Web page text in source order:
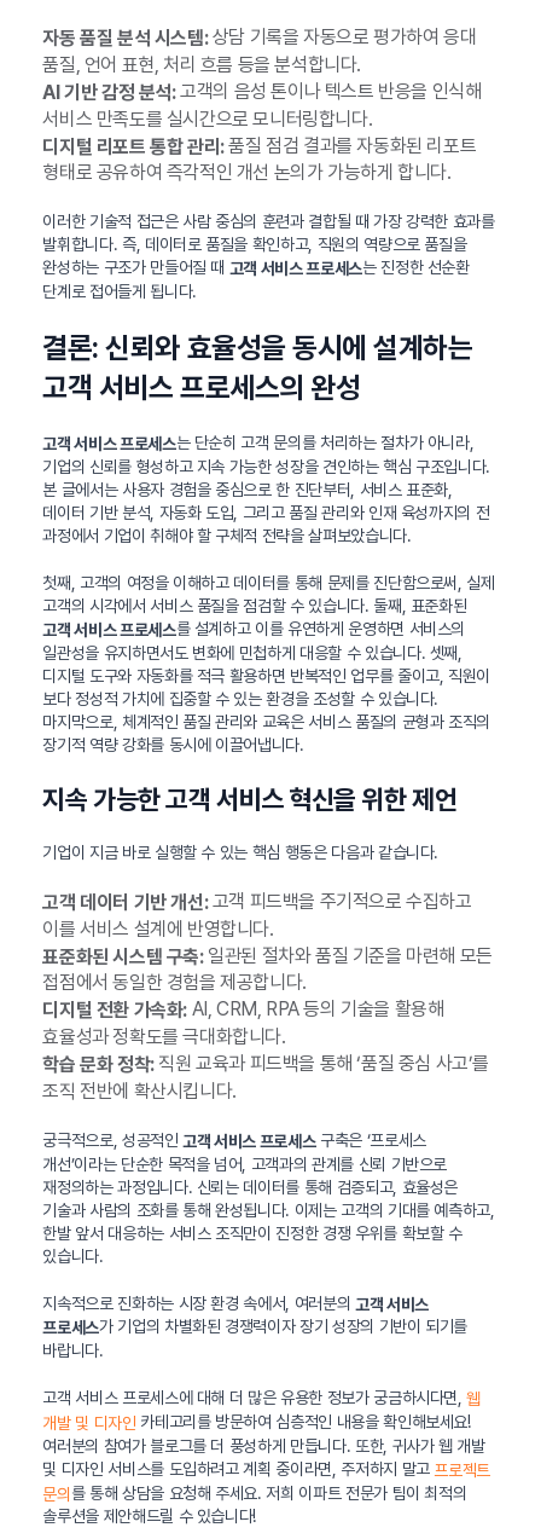
자동 품질 분석 시스템:상담 기록을 자동으로 평가하여 응대
품질, 언어 표현, 처리 흐름 등을 분석합니다.
AI 기반 감정 분석:고객의 음성 톤이나 텍스트 반응을 인식해
서비스 만족도를 실시간으로 모니터링합니다.
디지털 리포트 통합 관리:품질 점검 결과를 자동화된 리포트
형태로 공유하여 즉각적인 개선 논의가 가능하게 합니다.
이러한 기술적 접근은 사람 중심의 훈련과 결합될 때 가장 강력한 효과를
발휘합니다. 즉, 데이터로 품질을 확인하고, 직원의 역량으로 품질을
완성하는 구조가 만들어질 때 고객 서비스 프로세스는 진정한 선순환
단계로 접어들게 됩니다.
결론: 신뢰와 효율성을 동시에 설계하는
고객 서비스 프로세스의 완성
고객 서비스 프로세스는 단순히 고객 문의를 처리하는 절차가 아니라,
기업의 신뢰를 형성하고 지속 가능한 성장을 견인하는 핵심 구조입니다.
본 글에서는 사용자 경험을 중심으로 한 진단부터, 서비스 표준화,
데이터 기반 분석, 자동화 도입, 그리고 품질 관리와 인재 육성까지의 전
과정에서 기업이 취해야 할 구체적 전략을 살펴보았습니다.
첫째, 고객의 여정을 이해하고 데이터를 통해 문제를 진단함으로써, 실제
고객의 시각에서 서비스 품질을 점검할 수 있습니다. 둘째, 표준화된
고객 서비스 프로세스를 설계하고 이를 유연하게 운영하면 서비스의
일관성을 유지하면서도 변화에 민첩하게 대응할 수 있습니다. 셋째,
디지털 도구와 자동화를 적극 활용하면 반복적인 업무를 줄이고, 직원이
보다 정성적 가치에 집중할 수 있는 환경을 조성할 수 있습니다.
마지막으로, 체계적인 품질 관리와 교육은 서비스 품질의 균형과 조직의
장기적 역량 강화를 동시에 이끌어냅니다.
지속 가능한 고객 서비스 혁신을 위한 제언
기업이 지금 바로 실행할 수 있는 핵심 행동은 다음과 같습니다.
고객 데이터 기반 개선:고객 피드백을 주기적으로 수집하고
이를 서비스 설계에 반영합니다.
표준화된 시스템 구축:일관된 절차와 품질 기준을 마련해 모든
접점에서 동일한 경험을 제공합니다.
디지털 전환 가속화:AI, CRM, RPA 등의 기술을 활용해
효율성과 정확도를 극대화합니다.
학습 문화 정착:직원 교육과 피드백을 통해 ‘품질 중심 사고’를
조직 전반에 확산시킵니다.
궁극적으로, 성공적인 고객 서비스 프로세스구축은 ‘프로세스
개선’이라는 단순한 목적을 넘어, 고객과의 관계를 신뢰 기반으로
재정의하는 과정입니다. 신뢰는 데이터를 통해 검증되고, 효율성은
기술과 사람의 조화를 통해 완성됩니다. 이제는 고객의 기대를 예측하고,
한발 앞서 대응하는 서비스 조직만이 진정한 경쟁 우위를 확보할 수
있습니다.
지속적으로 진화하는 시장 환경 속에서, 여러분의 고객 서비스
프로세스가 기업의 차별화된 경쟁력이자 장기 성장의 기반이 되기를
바랍니다.
고객 서비스 프로세스에 대해 더 많은 유용한 정보가 궁금하시다면,웹
개발 및 디자인 카테고리를 방문하여 심층적인 내용을 확인해보세요!
여러분의 참여가 블로그를 더 풍성하게 만듭니다. 또한, 귀사가 웹 개발
및 디자인 서비스를 도입하려고 계획 중이라면, 주저하지 말고 프로젝트
문의를 통해 상담을 요청해 주세요. 저희 이파트 전문가 팀이 최적의
솔루션을 제안해드릴 수 있습니다!